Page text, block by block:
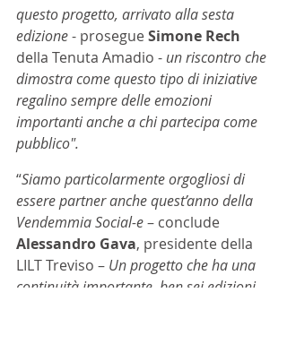
questo progetto, arrivato alla sesta
edizione - prosegue Simone Rech
della Tenuta Amadio - un riscontro che
dimostra come questo tipo di iniziative
regalino sempre delle emozioni
importanti anche a chi partecipa come
pubblico".
“Siamo particolarmente orgogliosi di
essere partner anche quest’anno della
Vendemmia Social-e – conclude
Alessandro Gava, presidente della
LILT Treviso – Un progetto che ha una
continuità importante, ben sei edizioni,